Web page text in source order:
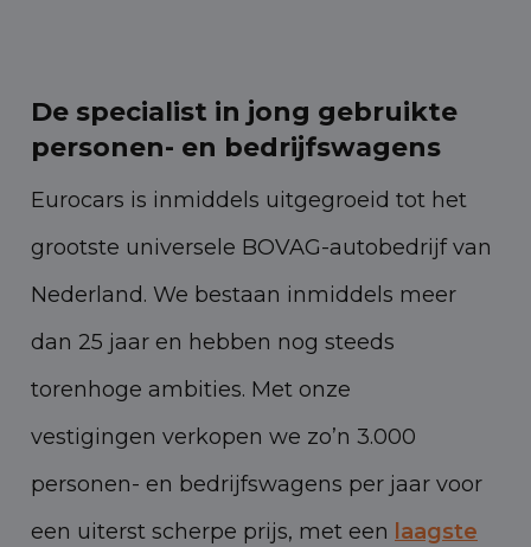
De specialist in jong gebruikte
personen- en bedrijfswagens
Eurocars is inmiddels uitgegroeid tot het
grootste universele BOVAG-autobedrijf van
Nederland. We bestaan inmiddels meer
dan 25 jaar en hebben nog steeds
torenhoge ambities. Met onze
vestigingen verkopen we zo’n 3.000
personen- en bedrijfswagens per jaar voor
een uiterst scherpe prijs, met een laagste